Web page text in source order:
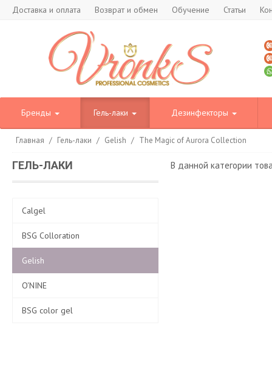
Доставка и оплата Возврат и обмен Обучение Статьи
Бренды Гель-лаки Дезинфекторы
Главная / Гель-лаки / Gelish / The Magic of Aurora Collection
ГЕЛЬ-ЛАКИ
Calgel
BSG Colloration
Gelish
O'NINE
BSG color gel
В данной категории